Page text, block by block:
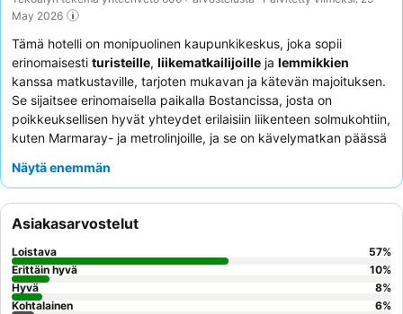
May 2026
Tämä hotelli on monipuolinen kaupunkikeskus, joka sopii
erinomaisesti turisteille, liikematkailijoille ja lemmikkien
kanssa matkustaville, tarjoten mukavan ja kätevän majoituksen.
Se sijaitsee erinomaisella paikalla Bostancissa, josta on
poikkeuksellisen hyvät yhteydet erilaisiin liikenteen solmukohtiin,
kuten Marmaray- ja metrolinjoille, ja se on kävelymatkan päässä
joissa onhyvä äänieristys
henkilökuntaa
ja nauttivat herkullisesta ja runsaasta aamiaisesta, joka voidaan
toimittaa huoneeseen. Rauhallisempaa oleskelua varten
asiakkaat saattavat suosia huoneita, jotka eivät ole junaradan
puolella.
Näytä enemmän
Asiakasarvostelut
Loistava 57%
Erittäin hyvä
10%
Hyvä
8%
Kohtalainen
6%